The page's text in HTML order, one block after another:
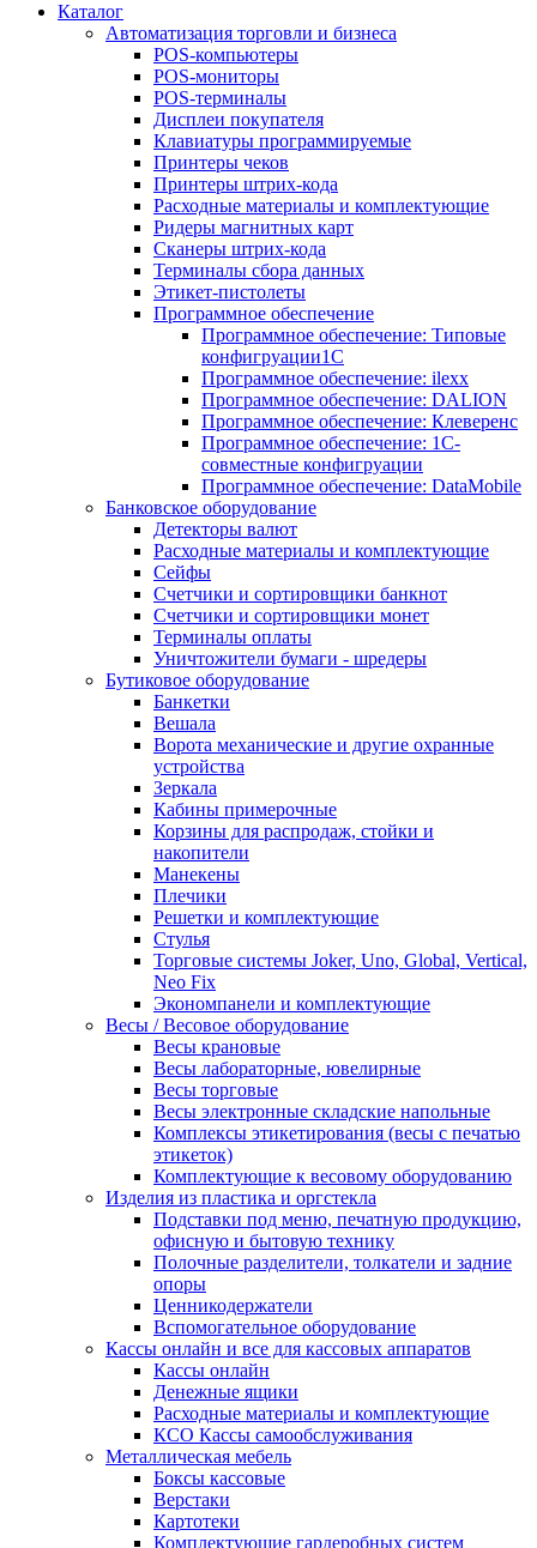
Каталог
Автоматизация торговли и бизнеса
POS-компьютеры
POS-мониторы
POS-терминалы
Дисплеи покупателя
Клавиатуры программируемые
Принтеры чеков
Принтеры штрих-кода
Расходные материалы и комплектующие
Ридеры магнитных карт
Сканеры штрих-кода
Терминалы сбора данных
Этикет-пистолеты
Программное обеспечение
Программное обеспечение: Типовые
конфигруации1С
Программное обеспечение: ilexx
Программное обеспечение: DALION
Программное обеспечение: Клеверенс
Программное обеспечение: 1С-
совместные конфигруации
Программное обеспечение: DataMobile
Банковское оборудование
Детекторы валют
Расходные материалы и комплектующие
Сейфы
Счетчики и сортировщики банкнот
Счетчики и сортировщики монет
Терминалы оплаты
Уничтожители бумаги - шредеры
Бутиковое оборудование
Банкетки
Вешала
Ворота механические и другие охранные
устройства
Зеркала
Кабины примерочные
Корзины для распродаж, стойки и
накопители
Манекены
Плечики
Решетки и комплектующие
Стулья
Торговые системы Joker, Uno, Global, Vertical,
Neo Fix
Экономпанели и комплектующие
Весы / Весовое оборудование
Весы крановые
Весы лабораторные, ювелирные
Весы торговые
Весы электронные складские напольные
Комплексы этикетирования (весы с печатью
этикеток)
Комплектующие к весовому оборудованию
Изделия из пластика и оргстекла
Подставки под меню, печатную продукцию,
офисную и бытовую технику
Полочные разделители, толкатели и задние
опоры
Ценникодержатели
Вспомогательное оборудование
Кассы онлайн и все для кассовых аппаратов
Кассы онлайн
Денежные ящики
Расходные материалы и комплектующие
КСО Кассы самообслуживания
Металлическая мебель
Боксы кассовые
Верстаки
Картотеки
Комплектующие гардеробных систем